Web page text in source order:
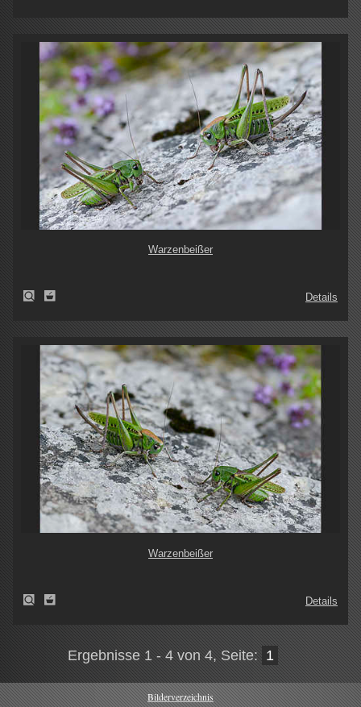
Warzenbeißer
Details
Warzenbeißer
Details
Ergebnisse 1 - 4 von 4, Seite: 1
Bilderverzeichnis